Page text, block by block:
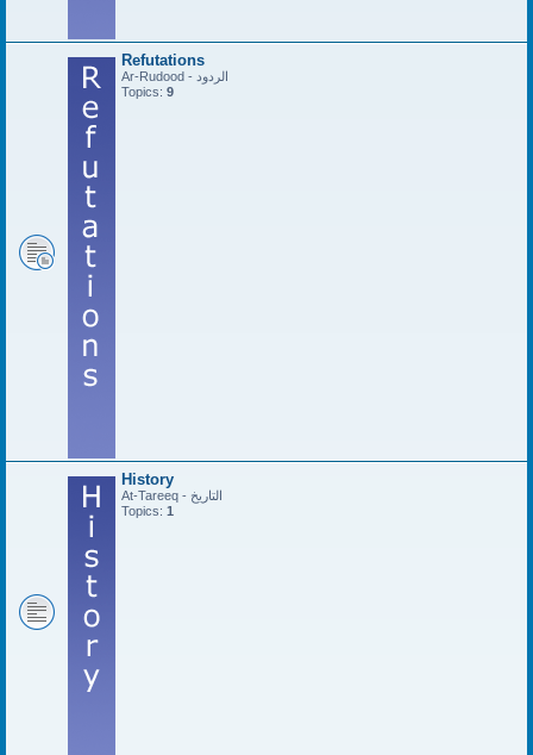
Refutations
Ar-Rudood - الردود
Topics: 9
History
At-Tareeq - التاريخ
Topics: 1